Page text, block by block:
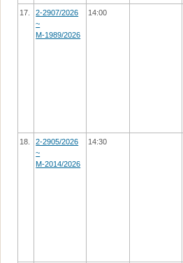
17.
2-2907/2026
~
М-1989/2026
14:00
18.
2-2905/2026
~
М-2014/2026
14:30